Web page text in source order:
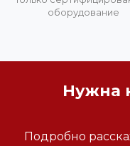
оборудование
Нужна
Подробно